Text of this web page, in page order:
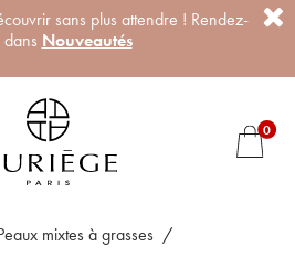
sans plus attendre ! Rendez-
Nouveautés
0
mixtes à grasses /